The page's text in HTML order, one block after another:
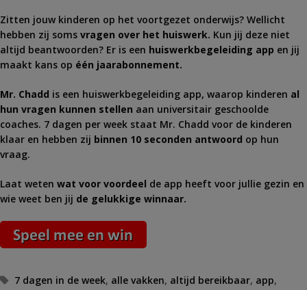
Zitten jouw kinderen op het voortgezet onderwijs? Wellicht
hebben zij soms vragen over het huiswerk. Kun jij deze niet
altijd beantwoorden? Er is een huiswerkbegeleiding app en jij
maakt kans op één jaarabonnement.
Mr. Chadd is een huiswerkbegeleiding app, waarop kinderen al
hun vragen kunnen stellen aan universitair geschoolde
coaches. 7 dagen per week staat Mr. Chadd voor de kinderen
klaar en hebben zij binnen 10 seconden antwoord op hun
vraag.
Laat weten wat voor voordeel de app heeft voor jullie gezin en
wie weet ben jij de gelukkige winnaar.
Tags
7 dagen in de week, alle vakken, altijd bereikbaar, app,